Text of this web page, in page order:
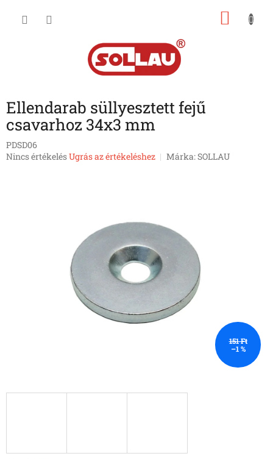
Ellendarab süllyesztett fejű
csavarhoz 34x3 mm
PDSD06
A
Nincs értékelésUgrás az értékeléshez Márka:SOLLAU
151 Ft
–1 %